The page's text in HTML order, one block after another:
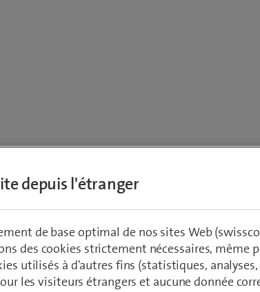
les produits
depuis l'étranger
de base optimal de nos sites Web
des cookies strictement nécessaires, même
utilisés à d'autres fins (statistiques,
les visiteurs étrangers et aucune donnée